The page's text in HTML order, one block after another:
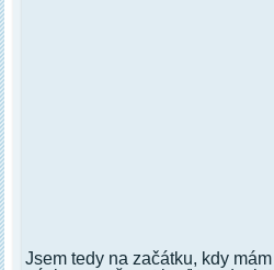
Jsem tedy na začátku, kdy